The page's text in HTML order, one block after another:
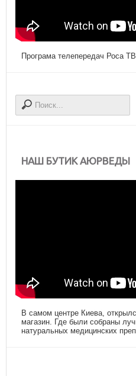
Програма телепередач Роса ТВ
НАШ БУТИК АЮРВЕДЫ
В самом центре Киева,
магазин. Где были собраны
натуральных медицинских